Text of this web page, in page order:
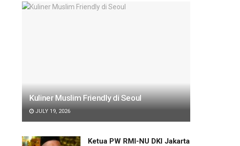
Kuliner Muslim Friendly di Seoul
JULY 19, 2026
Ketua PW RMI-NU DKI Jakarta